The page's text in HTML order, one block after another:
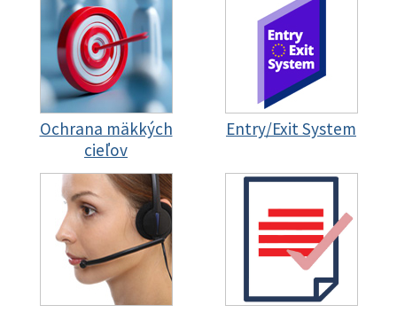
Ochrana mäkkých
cieľov
Entry/Exit System